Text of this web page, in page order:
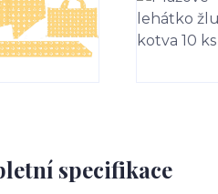
specifikace